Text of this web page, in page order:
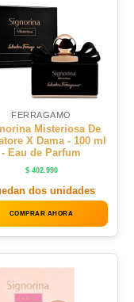
FERRAGAMO
Misteriosa De
X Dama - 100 ml
- Eau de Parfum
$402.990
dos unidades
COMPRAR AHORA